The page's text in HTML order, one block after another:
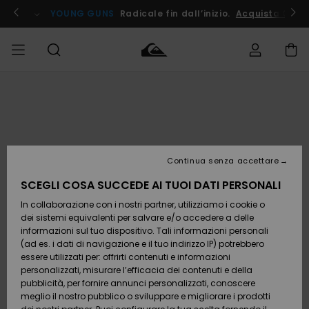
informazioni
prodotto
! YOUNG GUNS Radicale fin dall’inizio. Acquista Ora
Accessori
Calzature
e
infradito
Surf /
Acqua
Accessori
Calzature
e
infradito
Surf /
Acqua
Nuovi
Da
Scoprire
Snow
SURF
Highlights
Comunità
SNOW
Shop
Snow
Shop
Donna
OUTLET
Outlet
Donna
Pagamento
Buono regalo
Quiksilver
Freedom
SCEGLI COSA SUCCEDE AI TUOI DATI PERSONALI
In collaborazione con i nostri partner, utilizziamo i cookie o
dei sistemi equivalenti per salvare e/o accedere a delle
informazioni sul tuo dispositivo. Tali informazioni personali
(ad es. i dati di navigazione e il tuo indirizzo IP) potrebbero
essere utilizzati per: offrirti contenuti e informazioni
personalizzati, misurare l’efficacia dei contenuti e della
pubblicità, per fornire annunci personalizzati, conoscere
meglio il nostro pubblico o sviluppare e migliorare i prodotti
Continua senza accettare